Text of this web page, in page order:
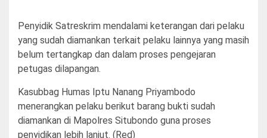
Penyidik Satreskrim mendalami keterangan dari pelaku
yang sudah diamankan terkait pelaku lainnya yang masih
belum tertangkap dan dalam proses pengejaran
petugas dilapangan.
Kasubbag Humas Iptu Nanang Priyambodo
menerangkan pelaku berikut barang bukti sudah
diamankan di Mapolres Situbondo guna proses
penyidikan lebih lanjut. (Red)